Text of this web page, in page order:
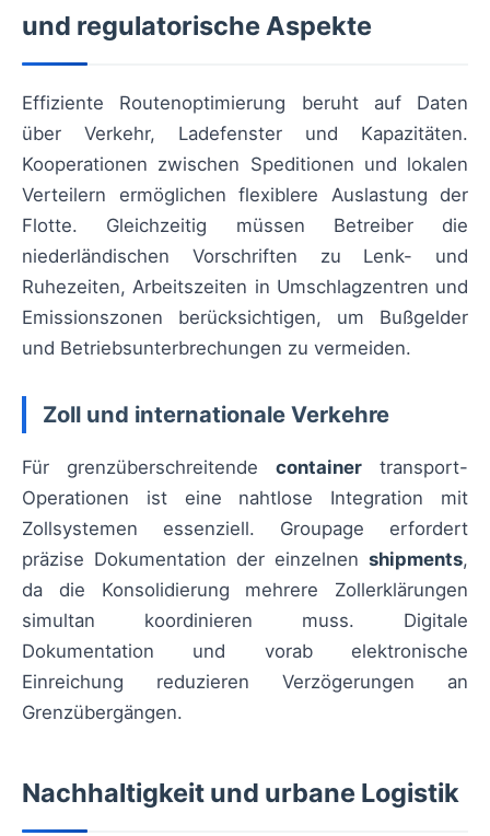
und regulatorische Aspekte
Effiziente Routenoptimierung beruht auf Daten
über Verkehr, Ladefenster und Kapazitäten.
Kooperationen zwischen Speditionen und lokalen
Verteilern ermöglichen flexiblere Auslastung der
Flotte. Gleichzeitig müssen Betreiber die
niederländischen Vorschriften zu Lenk- und
Ruhezeiten, Arbeitszeiten in Umschlagzentren und
Emissionszonen berücksichtigen, um Bußgelder
und Betriebsunterbrechungen zu vermeiden.
Zoll und internationale Verkehre
Für grenzüberschreitende container transport-
Operationen ist eine nahtlose Integration mit
Zollsystemen essenziell. Groupage erfordert
präzise Dokumentation der einzelnen shipments,
da die Konsolidierung mehrere Zollerklärungen
simultan koordinieren muss. Digitale
Dokumentation und vorab elektronische
Einreichung reduzieren Verzögerungen an
Grenzübergängen.
Nachhaltigkeit und urbane Logistik